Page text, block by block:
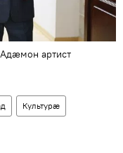
артист
Культурӕ